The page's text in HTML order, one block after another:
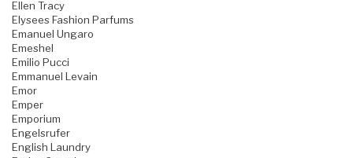
Ellen Tracy
Elysees Fashion Parfums
Emanuel Ungaro
Emeshel
Emilio Pucci
Emmanuel Levain
Emor
Emper
Emporium
Engelsrufer
English Laundry